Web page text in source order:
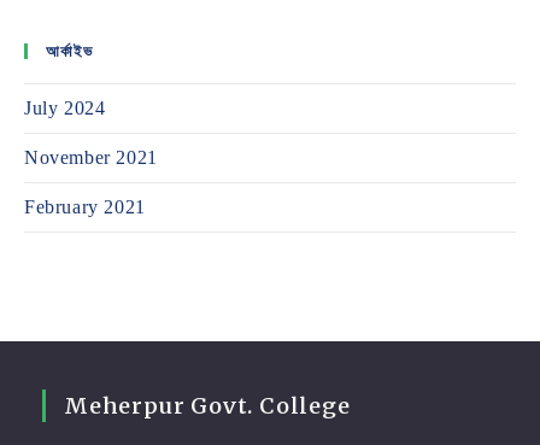
আর্কাইভ
July 2024
November 2021
February 2021
Meherpur Govt. College